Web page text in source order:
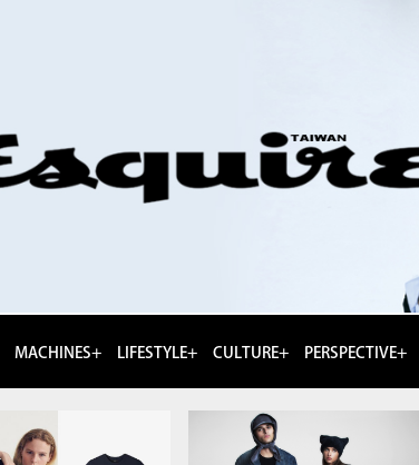
MACHINES+ LIFESTYLE+ CULTURE+ PERSPECTIVE+